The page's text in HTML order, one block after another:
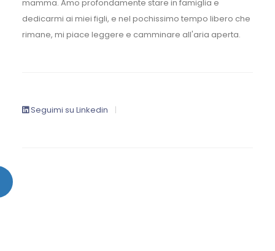
mamma. Amo profondamente stare in famiglia e
dedicarmi ai miei figli, e nel pochissimo tempo libero che
rimane, mi piace leggere e camminare all'aria aperta.
Seguimi su Linkedin |